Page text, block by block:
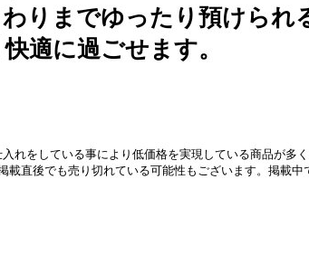
りまでゆったり預けられ
適に過ごせます。
れをしている事により低価格を実現している商品が多く
載直後でも売り切れている可能性もございます。掲載